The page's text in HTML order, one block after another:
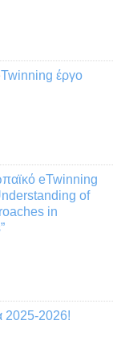
έργο
eTwinning
of
in
2025-2026!